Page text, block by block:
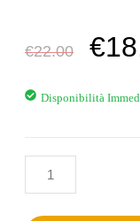
€22.00 €
Disponibilità